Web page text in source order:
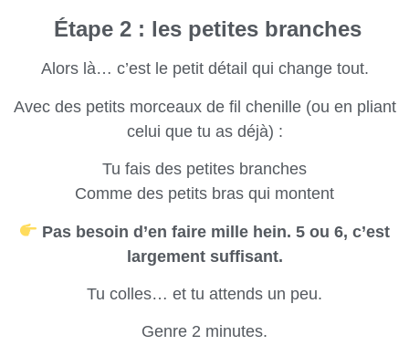
Étape 2 : les petites branches
Alors là… c’est le petit détail qui change tout.
Avec des petits morceaux de fil chenille (ou en pliant
celui que tu as déjà) :
Tu fais des petites branches
Comme des petits bras qui montent
Pas besoin d’en faire mille hein. 5 ou 6, c’est
largement suffisant.
Tu colles… et tu attends un peu.
Genre 2 minutes.